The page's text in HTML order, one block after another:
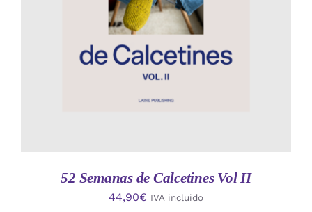
52 Semanas de Calcetines Vol II
44,90€ IVA incluido